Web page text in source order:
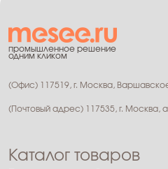
промышленное решение
одним кликом
(Офис) 117519, г. Москва,
(Почтовый адрес) 117535, г. Москва,
Каталог товаров